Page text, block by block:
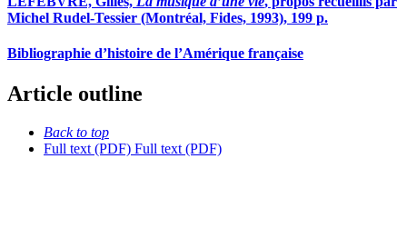
Michel Rudel-Tessier (Montréal, Fides, 1993), 199 p.
Bibliographie d’histoire de l’Amérique française
Article outline
Back to top
Full text (PDF) Full text (PDF)